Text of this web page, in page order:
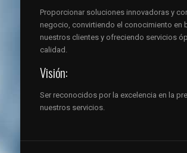
Proporcionar soluciones innovadoras y
negocio, convirtiendo el conocimiento en
nuestros clientes y ofreciendo servicios
calidad.
Visión:
Ser reconocidos por la excelencia en la
nuestros servicios.